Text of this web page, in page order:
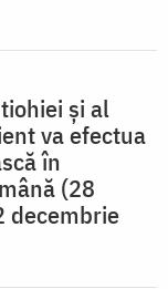
şi al
va efectua
în
(28
decembrie